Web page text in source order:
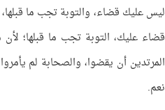
ليس عليك قضاء، والتوبة تجب ما قبلها،
قضاء عليك، التوبة تجب ما قبلها؛
المرتدين أن يقضوا، والصحابة لم
نعم.